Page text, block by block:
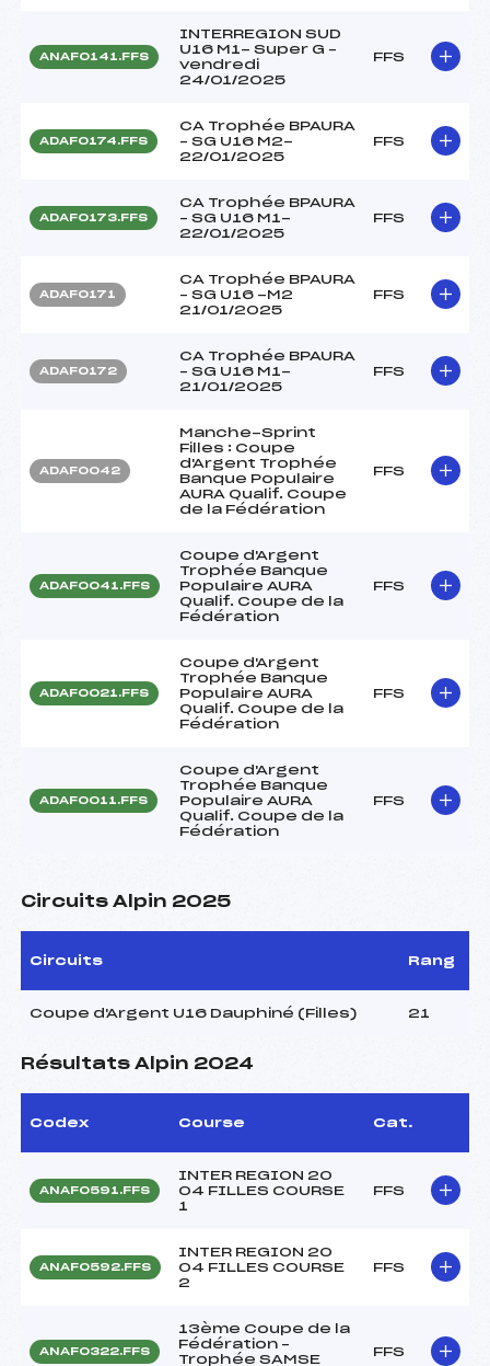
ANAF0141.FFS
INTERREGION SUD
U16 M1- Super G –
vendredi
24/01/2025
FFS
ADAF0174.FFS
CA Trophée BPAURA
– SG U16 M2-
22/01/2025
FFS
ADAF0173.FFS
CA Trophée BPAURA
– SG U16 M1-
22/01/2025
FFS
ADAF0171
CA Trophée BPAURA
– SG U16 -M2
21/01/2025
FFS
ADAF0172
CA Trophée BPAURA
– SG U16 M1-
21/01/2025
FFS
ADAF0042
Manche-Sprint
Filles : Coupe
d'Argent Trophée
Banque Populaire
AURA Qualif. Coupe
de la Fédération
FFS
ADAF0041.FFS
Coupe d'Argent
Trophée Banque
Populaire AURA
Qualif. Coupe de la
Fédération
FFS
ADAF0021.FFS
Coupe d'Argent
Trophée Banque
Populaire AURA
Qualif. Coupe de la
Fédération
FFS
ADAF0011.FFS
Coupe d'Argent
Trophée Banque
Populaire AURA
Qualif. Coupe de la
Fédération
FFS
Circuits Alpin 2025
Circuits Rang
Coupe d'Argent U16 Dauphiné (Filles) 21
Résultats Alpin 2024
Codex Course Cat.
ANAF0591.FFS
INTER REGION 20
04 FILLES COURSE
1
FFS
ANAF0592.FFS
INTER REGION 20
04 FILLES COURSE
2
FFS
ANAF0322.FFS
13ème Coupe de la
Fédération –
Trophée SAMSE
FFS